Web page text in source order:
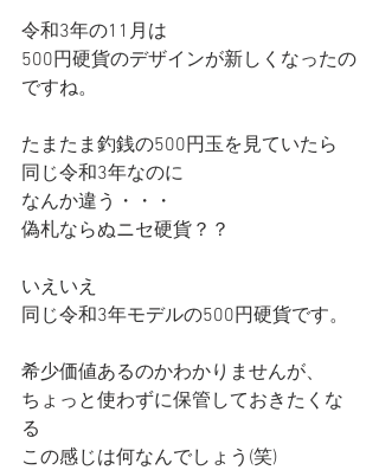
令和3年の11月は
500円硬貨のデザインが新しくなったの
ですね。
たまたま釣銭の500円玉を見ていたら
同じ令和3年なのに
なんか違う・・・
偽札ならぬニセ硬貨？？
いえいえ
同じ令和3年モデルの500円硬貨です。
希少価値あるのかわかりませんが、
ちょっと使わずに保管しておきたくな
る
この感じは何なんでしょう(笑)